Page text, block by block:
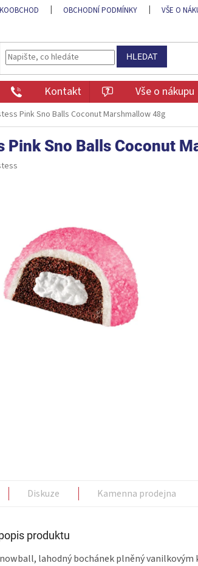
OBCHODNÍ PODMÍNKY VŠE O
HLEDAT
Kontakt Vše o nákupu
Pink Sno Balls Coconut Marshmallow 48g
Pink Sno Balls Coconut
Diskuze Kamenna prodejna
produktu
lahodný bochánek plněný